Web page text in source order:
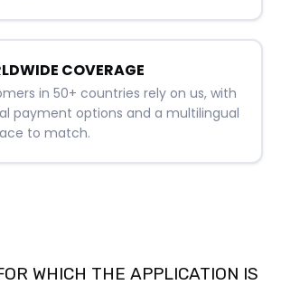
COVERAGE
in 50+ countries rely on us, with
payment options and a multilingual
to match.
WHICH THE APPLICATION IS